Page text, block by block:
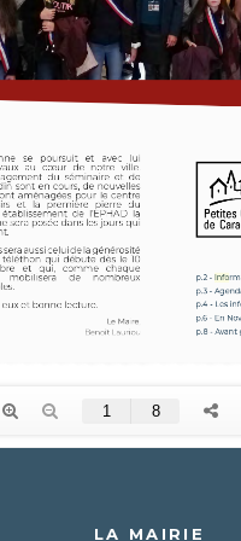
LA MAIRIE